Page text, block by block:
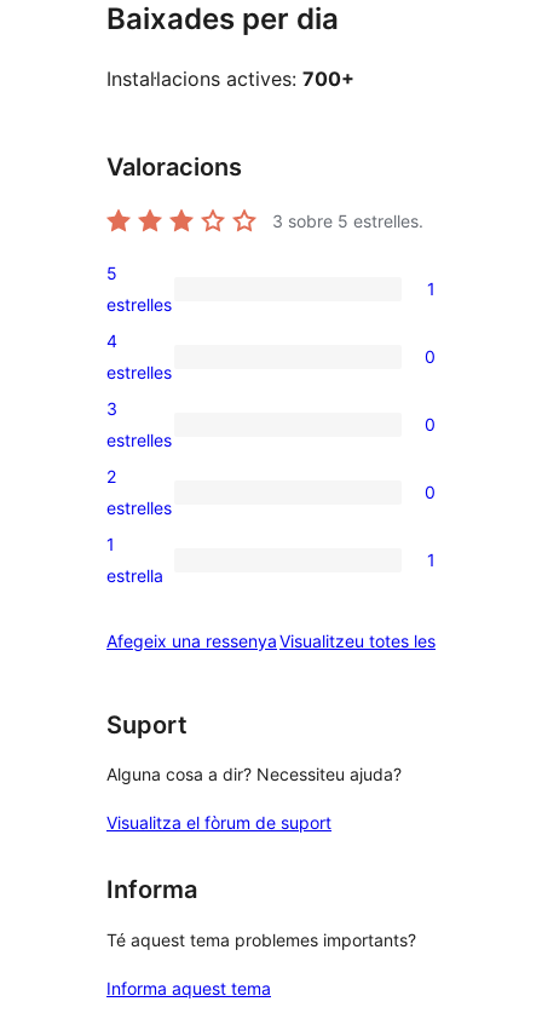
Baixades per dia
Instal·lacions actives: 700+
Valoracions
3 sobre 5 estrelles.
1
valoració
de
5
estrelles
1
0
valoracions
de
4
estrelles
0
0
valoracions
de
3
estrelles
0
0
valoracions
de
estrelles
2
estrelles
0
1
de
1
estrella
1
Afegeix una ressenyaVisualitzeu totes lesressenyes
Suport
Alguna cosa a dir? Necessiteu ajuda?
Visualitza el fòrum de suport
Informa
Té aquest tema problemes importants?
Informa aquest tema